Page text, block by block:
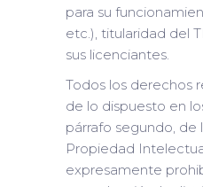
para su
etc.), titularidad del
sus licenciantes.
Todos los derechos
de lo dispuesto en
párrafo segundo, de
Propiedad
expresamente